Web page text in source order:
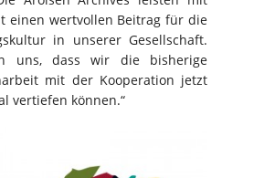
einen wertvollen Beitrag für die
in unserer Gesellschaft.
uns, dass wir die bisherige
mit der Kooperation jetzt
vertiefen können.“